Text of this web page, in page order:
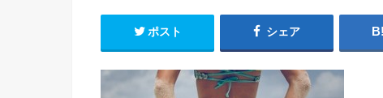
ポスト シェア